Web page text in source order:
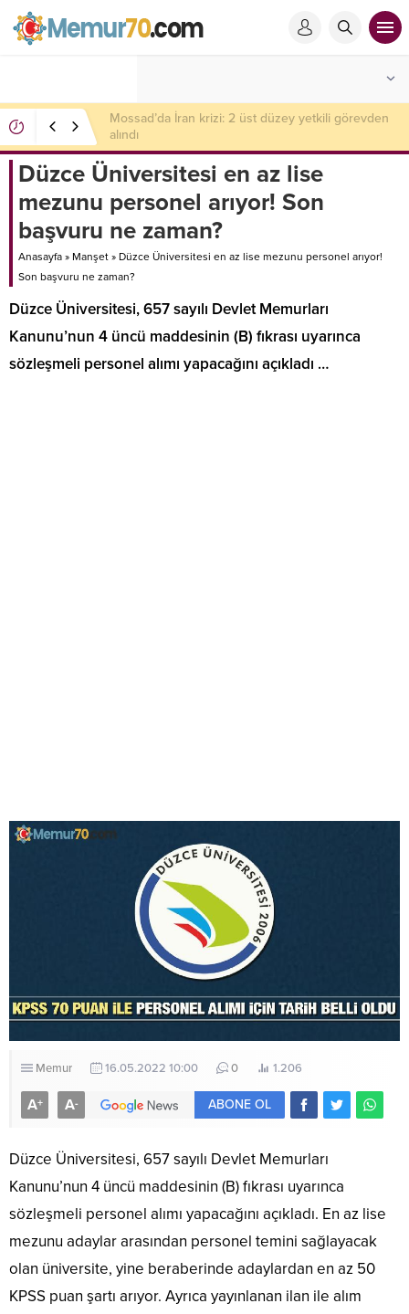
Mossad’da İran krizi: 2 üst düzey yetkili görevden
alındı
Düzce Üniversitesi en az lise
mezunu personel arıyor! Son
başvuru ne zaman?
Anasayfa » Manşet » Düzce Üniversitesi en az lise mezunu personel arıyor!
Son başvuru ne zaman?
Düzce Üniversitesi, 657 sayılı Devlet Memurları
Kanunu’nun 4 üncü maddesinin (B) fıkrası uyarınca
sözleşmeli personel alımı yapacağını açıkladı …
Memur 16.05.2022 10:00 0 1.206
A+ A- ABONE OL
Düzce Üniversitesi, 657 sayılı Devlet Memurları
Kanunu’nun 4 üncü maddesinin (B) fıkrası uyarınca
sözleşmeli personel alımı yapacağını açıkladı. En az lise
mezunu adaylar arasından personel temini sağlayacak
olan üniversite, yine beraberinde adaylardan en az 50
KPSS puan şartı arıyor. Ayrıca yayınlanan ilan ile alım